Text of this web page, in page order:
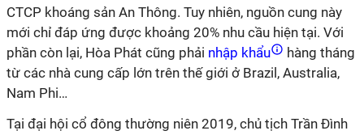
CTCP khoáng sản An Thông. Tuy nhiên, nguồn cung này
mới chỉ đáp ứng được khoảng 20% nhu cầu hiện tại. Với
phần còn lại, Hòa Phát cũng phải nhập khẩu
hàng tháng
từ các nhà cung cấp lớn trên thế giới ở Brazil, Australia,
Nam Phi…
Tại đại hội cổ đông thường niên 2019, chủ tịch Trần Đình